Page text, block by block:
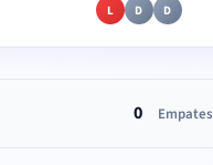
L D D
0 Empates